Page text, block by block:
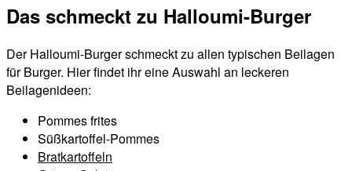
Das schmeckt zu Halloumi-Burger
Der Halloumi-Burger schmeckt zu allen typischen Beilagen
für Burger. Hier findet ihr eine Auswahl an leckeren
Beilagenideen:
Pommes frites
Süßkartoffel-Pommes
Bratkartoffeln